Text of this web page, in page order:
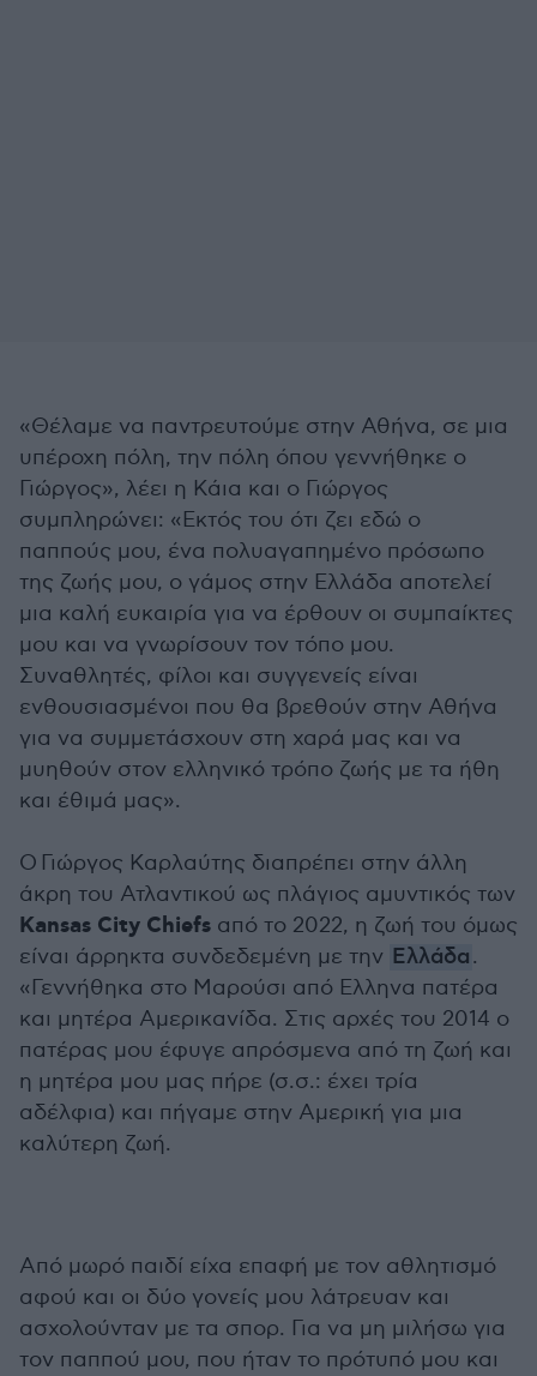
«Θέλαμε να παντρευτούμε στην Αθήνα, σε μια
υπέροχη πόλη, την πόλη όπου γεννήθηκε ο
Γιώργος», λέει η Κάια και ο Γιώργος
συμπληρώνει: «Εκτός του ότι ζει εδώ ο
παππούς μου, ένα πολυαγαπημένο πρόσωπο
της ζωής μου, ο γάμος στην Ελλάδα αποτελεί
μια καλή ευκαιρία για να έρθουν οι συμπαίκτες
μου και να γνωρίσουν τον τόπο μου.
Συναθλητές, φίλοι και συγγενείς είναι
ενθουσιασμένοι που θα βρεθούν στην Αθήνα
για να συμμετάσχουν στη χαρά μας και να
μυηθούν στον ελληνικό τρόπο ζωής με τα ήθη
και έθιμά μας».
O Γιώργος Καρλαύτης διαπρέπει στην άλλη
άκρη του Ατλαντικού ως πλάγιος αμυντικός των
Kansas City Chiefs από το 2022, η ζωή του όμως
είναι άρρηκτα συνδεδεμένη με την Ελλάδα.
«Γεννήθηκα στο Μαρούσι από Ελληνα πατέρα
και μητέρα Αμερικανίδα. Στις αρχές του 2014 ο
πατέρας μου έφυγε απρόσμενα από τη ζωή και
η μητέρα μου μας πήρε (σ.σ.: έχει τρία
αδέλφια) και πήγαμε στην Αμερική για μια
καλύτερη ζωή.
Από μωρό παιδί είχα επαφή με τον αθλητισμό
αφού και οι δύο γονείς μου λάτρευαν και
ασχολούνταν με τα σπορ. Για να μη μιλήσω για
τον παππού μου, που ήταν το πρότυπό μου και